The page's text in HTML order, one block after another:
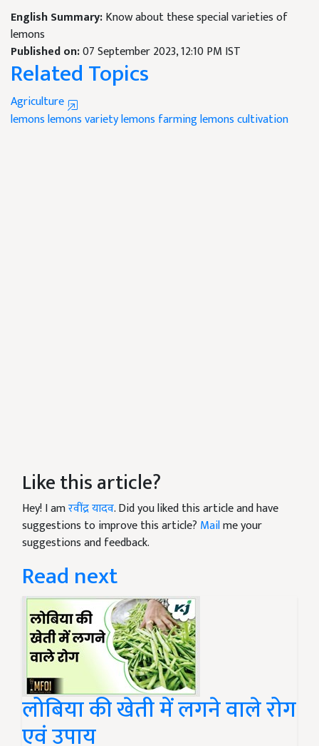
English Summary:Know about these special varieties of
lemons
Published on:07 September 2023, 12:10 PM IST
Related Topics
Agriculture
lemonslemons varietylemons farminglemons cultivation
Like this article?
Hey! I amरवींद्र यादव. Did you liked this article and have
suggestions to improve this article? Mailme your
suggestions and feedback.
Read next
लोबिया की खेती में लगने वाले रोग
एवं उपाय